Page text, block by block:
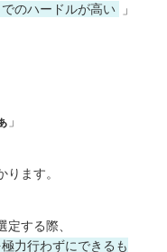
のハードルが高い
」
」
ます。
する際、
力行わずにできるも